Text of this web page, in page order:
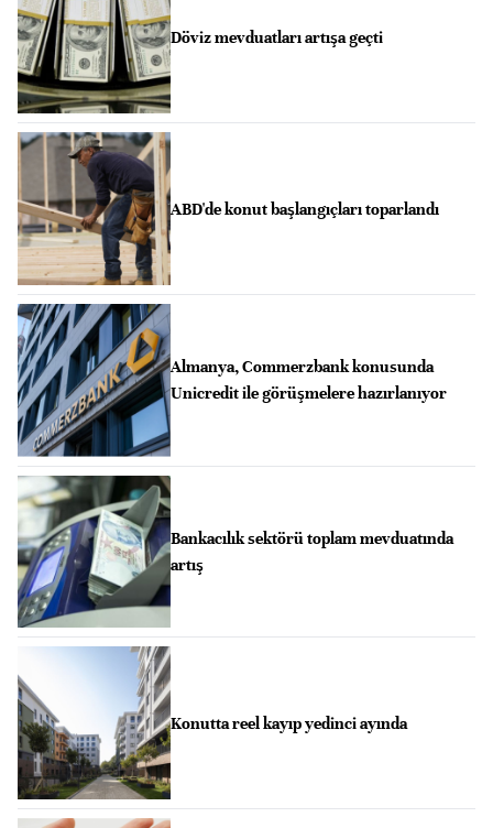
Döviz mevduatları artışa geçti
ABD'de konut başlangıçları toparlandı
Almanya, Commerzbank konusunda
Unicredit ile görüşmelere hazırlanıyor
Bankacılık sektörü toplam mevduatında
artış
Konutta reel kayıp yedinci ayında